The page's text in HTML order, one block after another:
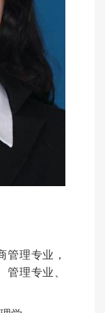
理专业，
理专业、